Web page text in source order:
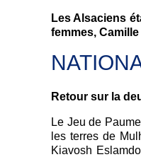
Les Alsaciens
femmes,
Retour sur la
Le Jeu de
les terres de
Kiavosh